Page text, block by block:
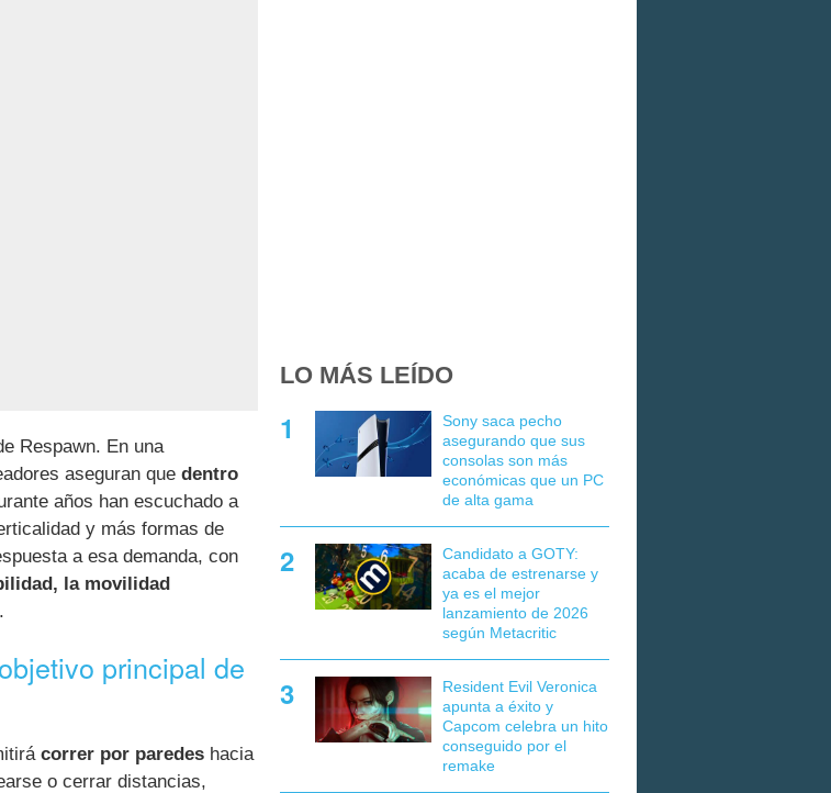
Respawn. En una
aseguran que dentro
años han escuchado a
y más formas de
a esa demanda, con
la movilidad
principal de
correr por paredes hacia
o cerrar distancias,
LO MÁS LEÍDO
Sony saca pecho
asegurando que sus
consolas son más
económicas que un PC
de alta gama
Candidato a GOTY:
acaba de estrenarse y
ya es el mejor
lanzamiento de 2026
según Metacritic
Resident Evil Veronica
apunta a éxito y
Capcom celebra un hito
conseguido por el
remake